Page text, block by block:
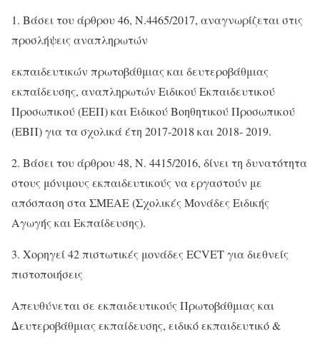
1. Βάσει του άρθρου 46, Ν.4465/2017, αναγνωρίζεται στις
προσλήψεις αναπληρωτών
εκπαιδευτικών πρωτοβάθμιας και δευτεροβάθμιας
εκπαίδευσης, αναπληρωτών Ειδικού Εκπαιδευτικού
Προσωπικού (ΕΕΠ) και Ειδικού Βοηθητικού Προσωπικού
(ΕΒΠ) για τα σχολικά έτη 2017-2018 και 2018- 2019.
2. Βάσει του άρθρου 48, Ν. 4415/2016, δίνει τη δυνατότητα
στους μόνιμους εκπαιδευτικούς να εργαστούν με
απόσπαση στα ΣΜΕΑΕ (Σχολικές Μονάδες Ειδικής
Αγωγής και Εκπαίδευσης).
3. Χορηγεί 42 πιστωτικές μονάδες ECVET για διεθνείς
πιστοποιήσεις
Απευθύνεται σε εκπαιδευτικούς Πρωτοβάθμιας και
Δευτεροβάθμιας εκπαίδευσης, ειδικό εκπαιδευτικό &